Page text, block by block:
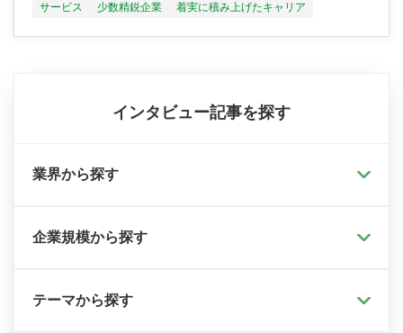
サービス 少数精鋭企業 着実に積み上げたキャリア
インタビュー記事を探す
業界から探す
企業規模から探す
テーマから探す